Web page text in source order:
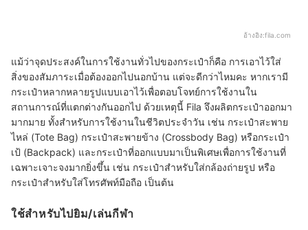
อ้างอิง:fila.com
แม้ว่าจุดประสงค์ในการใช้งานทั่วไปของกระเป๋าก็คือ การเอาไว้ใส่
สิ่งของสัมภาระเมื่อต้องออกไปนอกบ้าน แต่จะดีกว่าไหมคะ หากเรามี
กระเป๋าหลากหลายรูปแบบเอาไว้เพื่อตอบโจทย์การใช้งานใน
สถานการณ์ที่แตกต่างกันออกไป ด้วยเหตุนี้ Fila จึงผลิตกระเป๋าออกมา
มากมาย ทั้งสำหรับการใช้งานในชีวิตประจำวัน เช่น กระเป๋าสะพาย
ไหล่ (Tote Bag) กระเป๋าสะพายข้าง (Crossbody Bag) หรือกระเป๋า
เป้ (Backpack) และกระเป๋าที่ออกแบบมาเป็นพิเศษเพื่อการใช้งานที่
เฉพาะเจาะจงมากยิ่งขึ้น เช่น กระเป๋าสำหรับใส่กล้องถ่ายรูป หรือ
กระเป๋าสำหรับใส่โทรศัพท์มือถือ เป็นต้น
ใช้สำหรับไปยิม/เล่นกีฬา